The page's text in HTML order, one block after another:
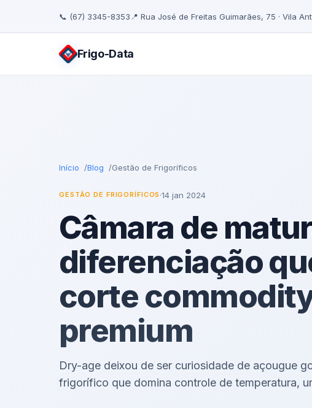
📞 (67) 3345-8353 📍 Rua José de Freitas Guimarães, 75 · Vila
Frigo-Data
Início Blog Gestão de Frigoríficos
GESTÃO DE FRIGORÍFICOS ·14 jan 2024
Câmara de
diferenciação
corte
premium
Dry-age deixou de ser curiosidade de açougue
frigorífico que domina controle de temperatura,